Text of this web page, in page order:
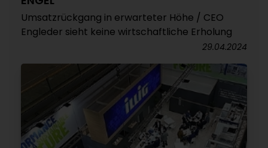
Umsatzrückgang in erwarteter Höhe / CEO
Engleder sieht keine wirtschaftliche Erholung
29.04.2024